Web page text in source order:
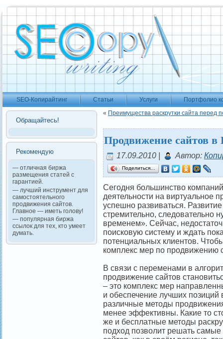
SEO-Копирайтинг Статьи Услуги Портфолио
Обращайтесь!
Рекомендую
— отличная биржа
размещения статей с
гарантией.
— лучший инструмент для
самостоятельного
продвижения сайтов.
Главное — иметь голову!
— популярная биржа
ссылок для тех, кто умеет
думать.
« Преимущества раскрутки сайта перед
Продвижение сайтов в
17.09.2010 | Автор:
Поделиться…
Сегодня большинство
деятельности на виртуальное
успешно развиваться.
стремительно, следовательно
временем». Сейчас,
поисковую систему и ждать
потенциальных клиентов.
комплекс мер по продвижению
В связи с переменами в
продвижение сайтов
– это комплекс мер
и обеспечение лучших
различные методы
менее эффективны. Какие то
же и бесплатные методы
подход позволит решать